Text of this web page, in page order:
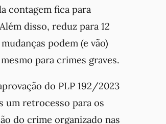
contagem fica para
disso, reduz para 12
podem (e vão)
para crimes graves.
do PLP 192/2023
um retrocesso para os
do crime organizado nas